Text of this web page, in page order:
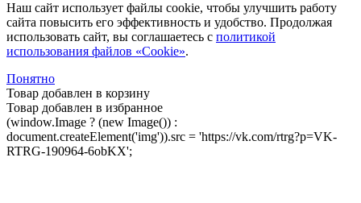
Наш сайт использует файлы cookie, чтобы улучшить работу
сайта повысить его эффективность и удобство. Продолжая
использовать сайт, вы соглашаетесь с политикой
использования файлов «Cookie».
Понятно
Товар добавлен в корзину
Товар добавлен в избранное
(window.Image ? (new Image()) :
document.createElement('img')).src = 'https://vk.com/rtrg?p=VK-
RTRG-190964-6obKX';